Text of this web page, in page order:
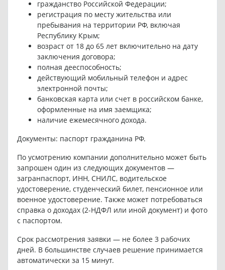
гражданство Российской Федерации;
регистрация по месту жительства или
пребывания на территории РФ, включая
Республику Крым;
возраст от 18 до 65 лет включительно на дату
заключения договора;
полная дееспособность;
действующий мобильный телефон и адрес
электронной почты;
банковская карта или счет в российском банке,
оформленные на имя заемщика;
наличие ежемесячного дохода.
Документы: паспорт гражданина РФ.
По усмотрению компании дополнительно может быть
запрошен один из следующих документов —
загранпаспорт, ИНН, СНИЛС, водительское
удостоверение, студенческий билет, пенсионное или
военное удостоверение. Также может потребоваться
справка о доходах (2-НДФЛ или иной документ) и фото
с паспортом.
Срок рассмотрения заявки — не более 3 рабочих
дней. В большинстве случаев решение принимается
автоматически за 15 минут.